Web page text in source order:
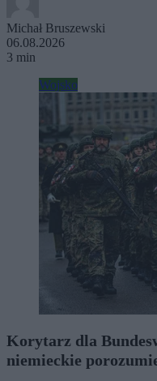
Michał Bruszewski
06.08.2026
3 min
Wojsko
Korytarz dla
niemieckie